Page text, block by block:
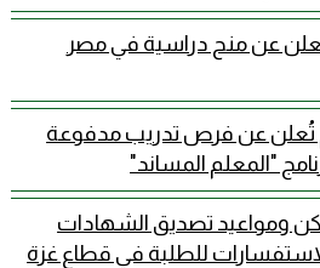
تعلن عن منح دراسية في مصر
تُعلن عن فرص تدريب مدفوعة
"المعلم المساند"
ومواعيد تصديق الشهادات
للطلبة في قطاع غزة